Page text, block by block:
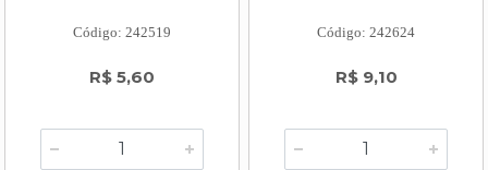
Código: 242519
R$ 5,60
Código: 242624
R$ 9,10